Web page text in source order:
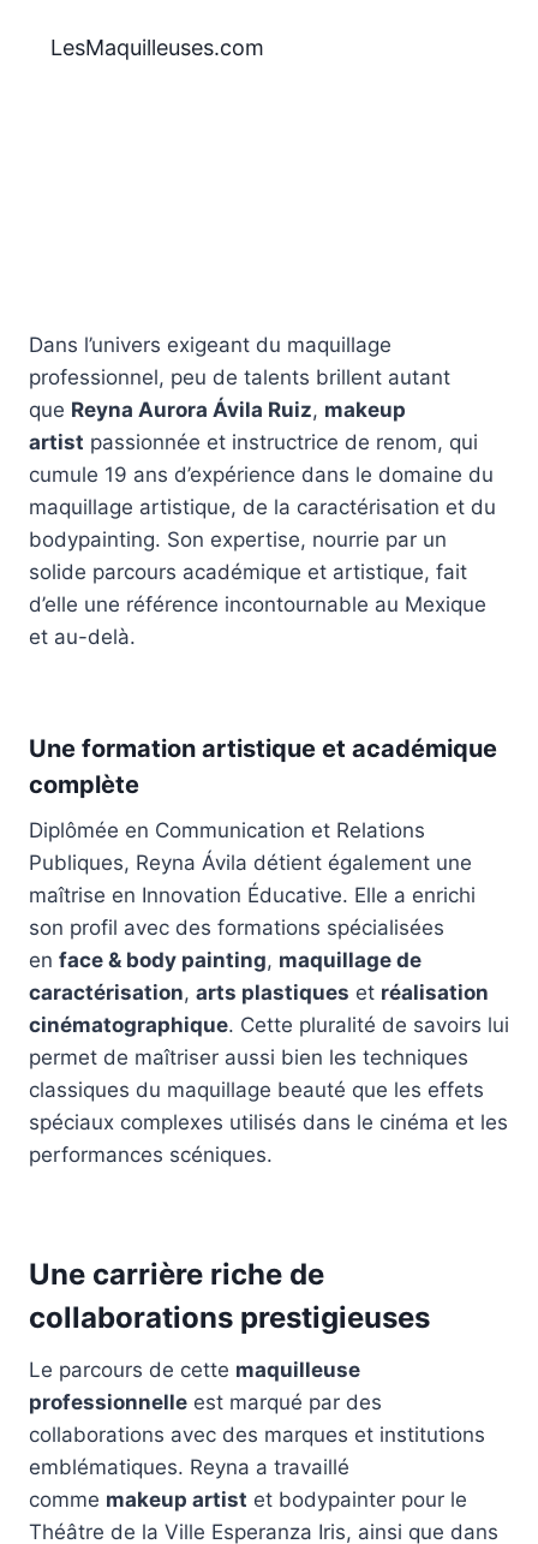
LesMaquilleuses.com
Dans l’univers exigeant du maquillage
professionnel, peu de talents brillent autant
que Reyna Aurora Ávila Ruiz, makeup
artist passionnée et instructrice de renom, qui
cumule 19 ans d’expérience dans le domaine du
maquillage artistique, de la caractérisation et du
bodypainting. Son expertise, nourrie par un
solide parcours académique et artistique, fait
d’elle une référence incontournable au Mexique
et au-delà.
Une formation artistique et académique
complète
Diplômée en Communication et Relations
Publiques, Reyna Ávila détient également une
maîtrise en Innovation Éducative. Elle a enrichi
son profil avec des formations spécialisées
en face & body painting, maquillage de
caractérisation, arts plastiques et réalisation
cinématographique. Cette pluralité de savoirs lui
permet de maîtriser aussi bien les techniques
classiques du maquillage beauté que les effets
spéciaux complexes utilisés dans le cinéma et les
performances scéniques.
Une carrière riche de
collaborations prestigieuses
Le parcours de cette maquilleuse
professionnelle est marqué par des
collaborations avec des marques et institutions
emblématiques. Reyna a travaillé
comme makeup artist et bodypainter pour le
Théâtre de la Ville Esperanza Iris, ainsi que dans